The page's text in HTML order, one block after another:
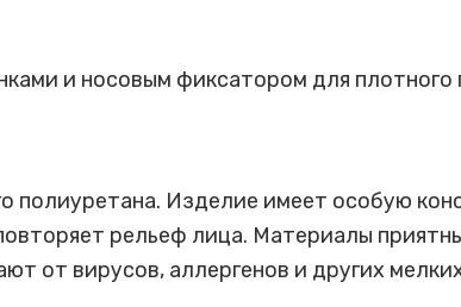
и носовым фиксатором для плотного
полиуретана. Изделие имеет особую
рельеф лица. Материалы
от вирусов, аллергенов и других